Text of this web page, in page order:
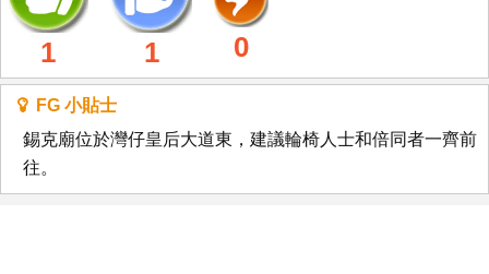
1 1 0
FG 小貼士
錫克廟位於灣仔皇后大道東，建議輪椅人士和倍同者一齊前
往。